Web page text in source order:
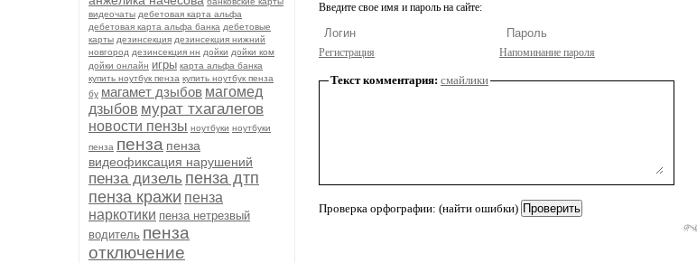
видеочаты дебетовая карта альфа
дебетовая карта альфа банка дебетовые
карты дезинсекция дезинсекция нижний
новгород дезинсекция нн дойки дойки ком
дойки онлайн игры карта альфа банка
купить ноутбук пенза купить ноутбук пенза
бу магамет дзыбов магомед
дзыбов мурат тхагалегов
новости пензы ноутбуки ноутбуки
пенза пенза пенза
видеофиксация нарушений
пенза дизель пенза дтп
пенза кражи пенза
наркотики пенза нетрезвый
водитель пенза
отключение
Введите свое имя и пароль на сайте:
Регистрация Напоминание пароля
Текст комментария: смайлики
Проверка орфографии: (найти ошибки)